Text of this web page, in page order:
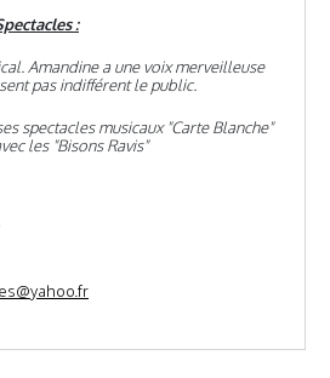
:
Amandine a une voix merveilleuse
pas indifférent le public.
spectacles musicaux "Carte Blanche"
les "Bisons Ravis"